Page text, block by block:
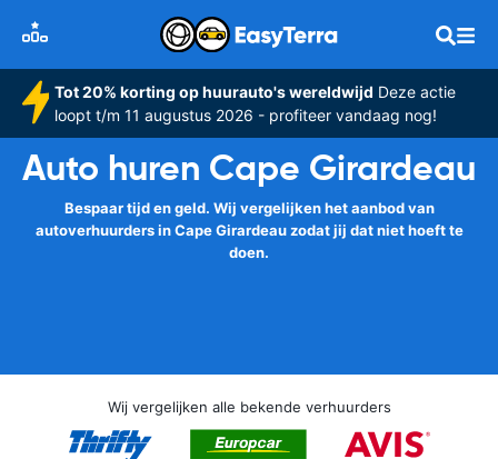
Tot 20% korting op huurauto's wereldwijd Deze actie
loopt t/m 11 augustus 2026 - profiteer vandaag nog!
Auto huren Cape Girardeau
Bespaar tijd en geld. Wij vergelijken het aanbod van
autoverhuurders in Cape Girardeau zodat jij dat niet hoeft te
doen.
Wij vergelijken alle bekende verhuurders